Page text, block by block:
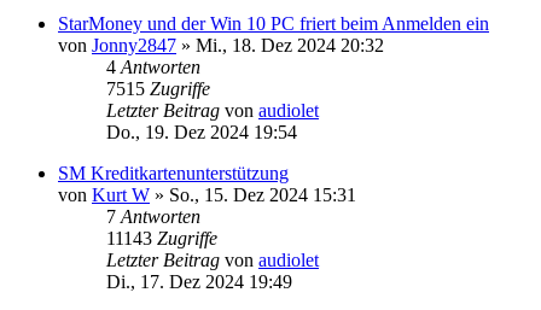
StarMoney und der Win 10 PC friert beim Anmelden ein
von Jonny2847 » Mi., 18. Dez 2024 20:32
4 Antworten
7515 Zugriffe
Letzter Beitrag von audiolet
Do., 19. Dez 2024 19:54
SM Kreditkartenunterstützung
von Kurt W » So., 15. Dez 2024 15:31
7 Antworten
11143 Zugriffe
Letzter Beitrag von audiolet
Di., 17. Dez 2024 19:49